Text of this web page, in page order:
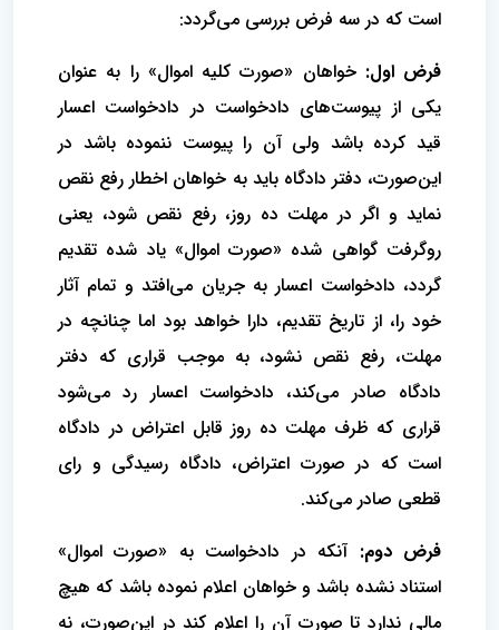
است که در سه فرض بررسی می‌گردد:
فرض اول: خواهان «صورت کلیه اموال» را به عنوان
یکی از پیوست‌های دادخواست در دادخواست اعسار
قید کرده باشد ولی آن را پیوست ننموده باشد در
این‌صورت، دفتر دادگاه باید به خواهان اخطار رفع نقص
نماید و اگر در مهلت ده روز، رفع نقص شود، یعنى
روگرفت گواهی شده «صورت اموال» یاد شده تقدیم
گردد، دادخواست اعسار به جریان مى‌افتد و تمام آثار
خود را، از تاریخ تقدیم، دارا خواهد بود اما چنانچه در
مهلت، رفع نقص نشود، به موجب قرارى که دفتر
دادگاه صادر مى‌کند، دادخواست اعسار رد مى‌شود
قرارى که ظرف مهلت ده روز قابل اعتراض در دادگاه
است که در صورت اعتراض، دادگاه رسیدگی و رای
قطعى صادر مى‌کند.
فرض دوم: آنکه در دادخواست به «صورت اموال»
استناد نشده باشد و خواهان اعلام نموده باشد که هیچ
مالى ندارد تا صورت آن را اعلام کند در این‌صورت، نه